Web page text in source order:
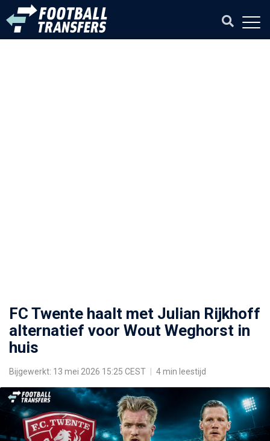
FC Twente haalt met Julian Rijkhoff
alternatief voor Wout Weghorst in
huis
Bijgewerkt: 13 mei 2026 15:25 CEST 4 min leestijd